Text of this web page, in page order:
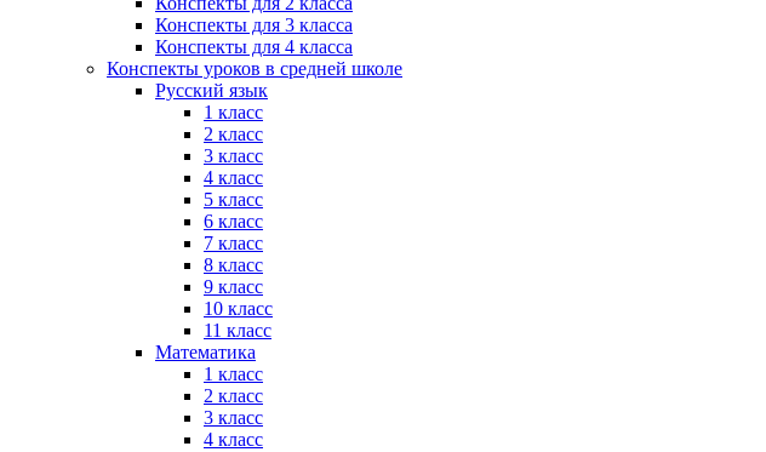
Конспекты для 3 класса
Конспекты для 4 класса
Конспекты уроков в средней школе
Русский язык
1 класс
2 класс
3 класс
4 класс
5 класс
6 класс
7 класс
8 класс
9 класс
10 класс
11 класс
Математика
1 класс
2 класс
3 класс
4 класс